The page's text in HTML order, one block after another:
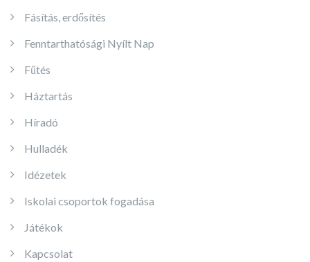
Fásítás, erdősítés
Fenntarthatósági Nyílt Nap
Fűtés
Háztartás
Híradó
Hulladék
Idézetek
Iskolai csoportok fogadása
Játékok
Kapcsolat